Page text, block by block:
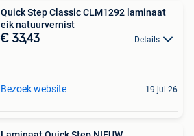
Quick Step Classic CLM1292 laminaat
eik natuurvernist
€ 33,43 Details
Bezoek website 19 jul 26